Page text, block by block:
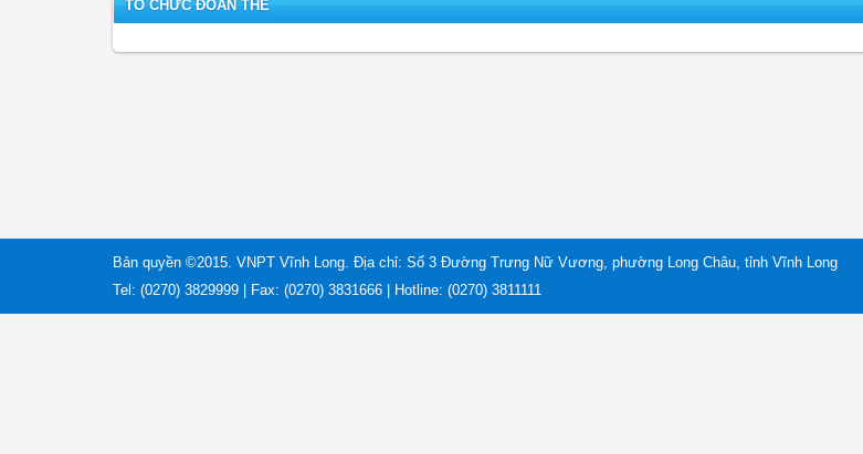
TỔ CHỨC ĐOÀN THỂ
Bản quyền ©2015. VNPT Vĩnh Long. Địa chỉ: Số 3 Đường Trưng Nữ Vương, phường Long Châu, tỉnh Vĩnh Long
Tel: (0270) 3829999 | Fax: (0270) 3831666 | Hotline: (0270) 3811111